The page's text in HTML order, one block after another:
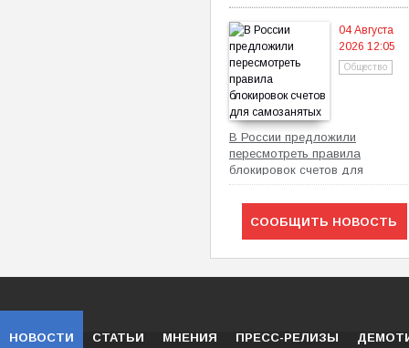
механизм
04 Августа
2026 12:05
Общество
В России предложили
пересмотреть правила
блокировок счетов для
самозанятых
СООБЩИТЬ НОВОСТЬ
НОВОСТИ СТАТЬИ МНЕНИЯ ПРЕСС-РЕЛИЗЫ